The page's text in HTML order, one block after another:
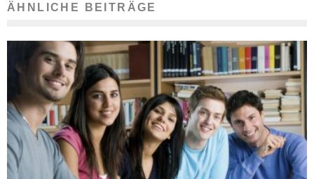
ÄHNLICHE BEITRÄGE